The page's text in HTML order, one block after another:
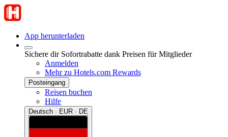
App herunterladen
Sichere dir Sofortrabatte dank Preisen für Mitglieder
Anmelden
Mehr zu Hotels.com Rewards
Posteingang
Reisen buchen
Hilfe
Deutsch · EUR · DE